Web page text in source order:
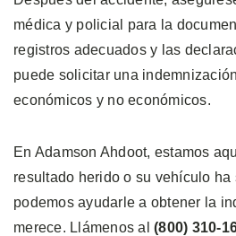
médica y policial para la
registros adecuados y las
puede solicitar una
económicos y no económicos.
En Adamson Ahdoot, estamos
resultado herido o su vehículo ha
podemos ayudarle a obtener la
merece. Llámenos al (800) 310-